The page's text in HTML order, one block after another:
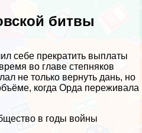
битвы
себе прекратить выплаты
во главе степняков
не только вернуть дань, но
когда Орда переживала
в годы войны